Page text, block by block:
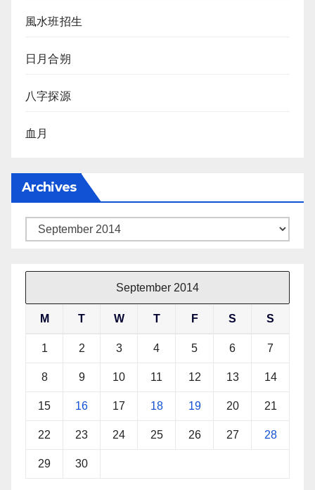
風水班招生
日月合朔
八字探源
血月
Archives
Archives
September 2014
M T W T F S S
1 2 3 4 5 6 7
8 9 10 11 12 13 14
15 16 17 18 19 20 21
22 23 24 25 26 27 28
29 30